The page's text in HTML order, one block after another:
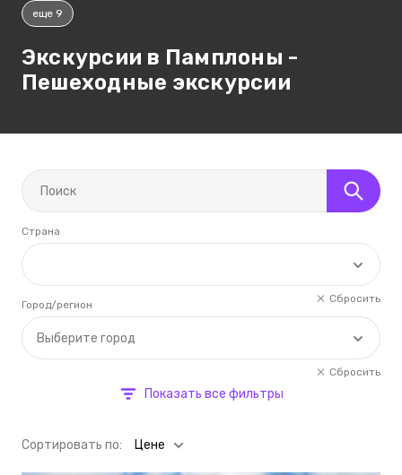
еще 9
Экскурсии в Памплоны -
Пешеходные экскурсии
Страна
Сбросить
Выберите город
Город/регион
Сбросить
Показать все фильтры
Cортировать по: Цене